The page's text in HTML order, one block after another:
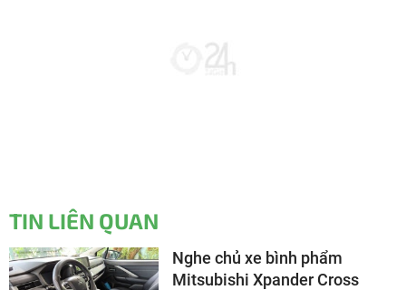
TIN LIÊN QUAN
Nghe chủ xe bình phẩm
Mitsubishi Xpander Cross